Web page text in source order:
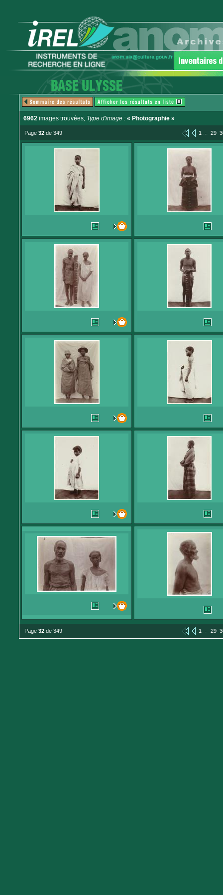
6962 images trouvées, Type d'image : « Photographie »
Page 32 de 349 1 ... 29
Page 32 de 349 1 ... 29